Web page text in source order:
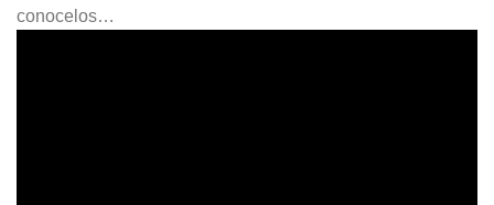
conocelos…